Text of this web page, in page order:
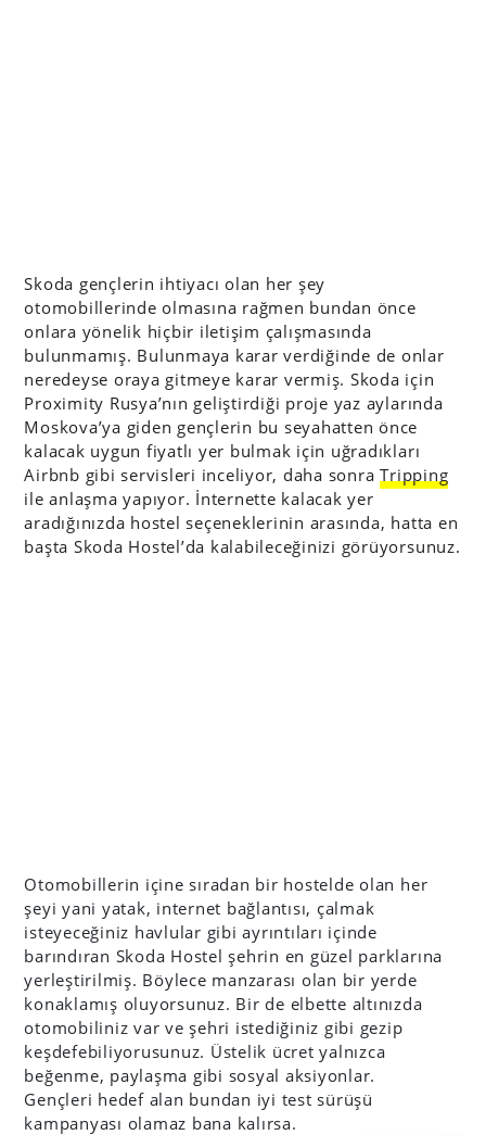
Skoda gençlerin ihtiyacı olan her şey
otomobillerinde olmasına rağmen bundan önce
onlara yönelik hiçbir iletişim çalışmasında
bulunmamış. Bulunmaya karar verdiğinde de onlar
neredeyse oraya gitmeye karar vermiş. Skoda için
Proximity Rusya’nın geliştirdiği proje yaz aylarında
Moskova’ya giden gençlerin bu seyahatten önce
kalacak uygun fiyatlı yer bulmak için uğradıkları
Airbnb gibi servisleri inceliyor, daha sonraTripping
ile anlaşma yapıyor. İnternette kalacak yer
aradığınızda hostel seçeneklerinin arasında, hatta en
başta Skoda Hostel’da kalabileceğinizi görüyorsunuz.
Otomobillerin içine sıradan bir hostelde olan her
şeyi yani yatak, internet bağlantısı, çalmak
isteyeceğiniz havlular gibi ayrıntıları içinde
barındıran Skoda Hostel şehrin en güzel parklarına
yerleştirilmiş. Böylece manzarası olan bir yerde
konaklamış oluyorsunuz. Bir de elbette altınızda
otomobiliniz var ve şehri istediğiniz gibi gezip
keşdefebiliyorusunuz. Üstelik ücret yalnızca
beğenme, paylaşma gibi sosyal aksiyonlar.
Gençleri hedef alan bundan iyi test sürüşü
kampanyası olamaz bana kalırsa.